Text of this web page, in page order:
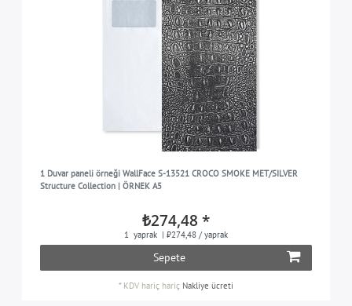
1 Duvar paneli örneği WallFace S-13521 CROCO SMOKE MET/SILVER
Structure Collection | ÖRNEK A5
₺274,48 *
1 yaprak | ₺274,48 / yaprak
Sepete
* KDV hariç hariç Nakliye ücreti